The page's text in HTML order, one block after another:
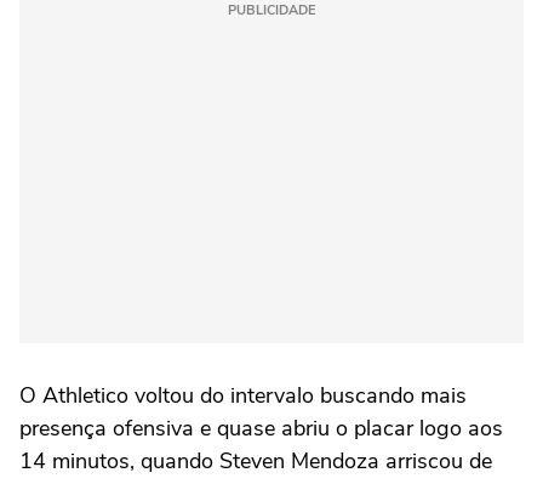
PUBLICIDADE
O Athletico voltou do intervalo buscando mais
presença ofensiva e quase abriu o placar logo aos
14 minutos, quando Steven Mendoza arriscou de